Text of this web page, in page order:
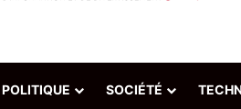
POLITIQUE SOCIÉTÉ